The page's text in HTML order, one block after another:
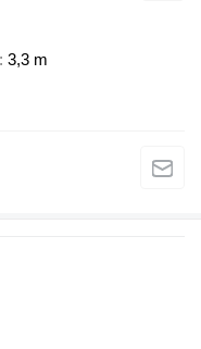
3,3 m